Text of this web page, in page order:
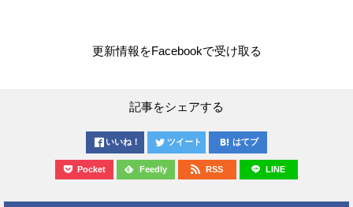
更新情報をFacebookで受け取る
記事をシェアする
いいね！ ツイート はてブ
Pocket Feedly RSS LINE